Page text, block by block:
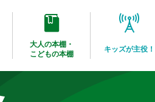
大人の本棚・
こどもの本棚
キッズが主役！